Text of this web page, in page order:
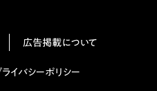
広告掲載について
ライバシーポリシー